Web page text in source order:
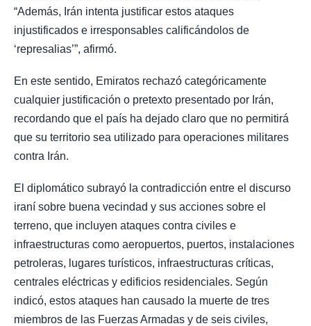
“Además, Irán intenta justificar estos ataques
injustificados e irresponsables calificándolos de
‘represalias’”, afirmó.
En este sentido, Emiratos rechazó categóricamente
cualquier justificación o pretexto presentado por Irán,
recordando que el país ha dejado claro que no permitirá
que su territorio sea utilizado para operaciones militares
contra Irán.
El diplomático subrayó la contradicción entre el discurso
iraní sobre buena vecindad y sus acciones sobre el
terreno, que incluyen ataques contra civiles e
infraestructuras como aeropuertos, puertos, instalaciones
petroleras, lugares turísticos, infraestructuras críticas,
centrales eléctricas y edificios residenciales. Según
indicó, estos ataques han causado la muerte de tres
miembros de las Fuerzas Armadas y de seis civiles,